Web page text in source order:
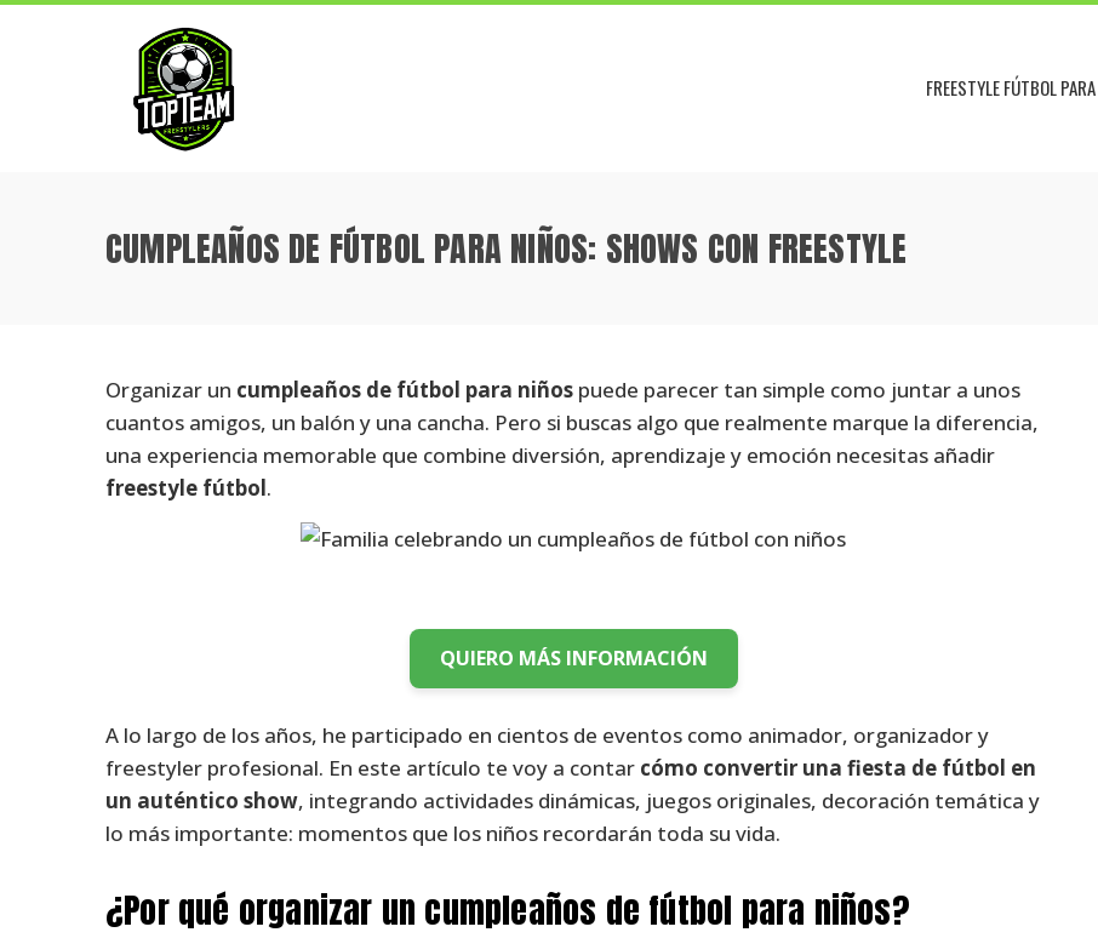
FREESTYLE FÚTBOL
CUMPLEAÑOS DE FÚTBOL PARA NIÑOS: SHOWS CON FREESTYLE
Organizar un cumpleaños de fútbol para niños puede parecer tan simple como juntar a unos
cuantos amigos, un balón y una cancha. Pero si buscas algo que realmente marque la diferencia,
una experiencia memorable que combine diversión, aprendizaje y emoción necesitas añadir
freestyle fútbol.
QUIERO MÁS INFORMACIÓN
A lo largo de los años, he participado en cientos de eventos como animador, organizador y
freestyler profesional. En este artículo te voy a contar cómo convertir una fiesta de fútbol en
un auténtico show, integrando actividades dinámicas, juegos originales, decoración temática y
lo más importante: momentos que los niños recordarán toda su vida.
¿Por qué organizar un cumpleaños de fútbol para niños?